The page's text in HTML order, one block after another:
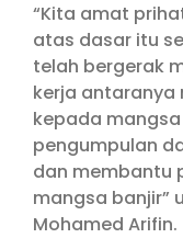
“Kita amat
atas dasar itu
telah bergerak
kerja antaranya
kepada
pengumpulan
dan membantu
mangsa banjir”
Mohamed Arifin.